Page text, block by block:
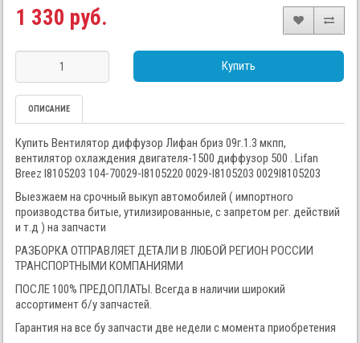
1 330 руб.
Купить
ОПИСАНИЕ
Купить Вентилятор диффузор Лифан бриз 09г.1.3 мкпп,
вентилятор охлаждения двигателя-1500 диффузор 500 . Lifan
Breez l8105203 104-70029-l8105220 0029-l8105203 0029l8105203
Выезжаем на срочный выкуп автомобилей ( импортного
производства битые, утилизированные, с запретом рег. действий
и т.д ) на запчасти
РАЗБОРКА ОТПРАВЛЯЕТ ДЕТАЛИ В ЛЮБОЙ РЕГИОН РОССИИ
ТРАНСПОРТНЫМИ КОМПАНИЯМИ
ПОСЛЕ 100% ПРЕДОПЛАТЫ. Всегда в наличии широкий
ассортимент б/у запчастей.
Гарантия на все бу запчасти две недели с момента приобретения